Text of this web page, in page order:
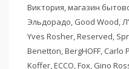
Виктория, магазин
Эльдорадо, Good Wood,
Yves Rosher, Reserved,
Benetton, BergHOFF, Carlo
Koffer, ECCO, Fox, Gino